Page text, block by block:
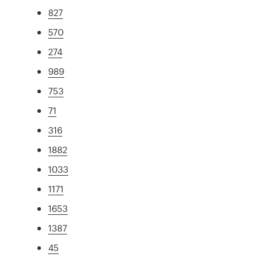
827
570
274
989
753
71
316
1882
1033
1171
1653
1387
45